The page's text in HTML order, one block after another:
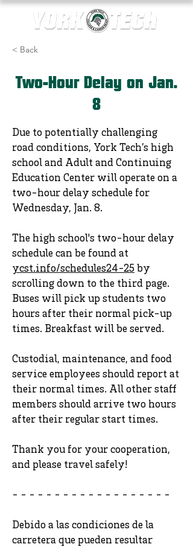
< Back
Two-Hour Delay on Jan.
8
Due to potentially challenging
road conditions, York Tech’s high
school and Adult and Continuing
Education Center will operate on a
two-hour delay schedule for
Wednesday, Jan. 8.
The high school's two-hour delay
schedule can be found at
ycst.info/schedules24-25 by
scrolling down to the third page.
Buses will pick up students two
hours after their normal pick-up
times. Breakfast will be served.
Custodial, maintenance, and food
service employees should report at
their normal times. All other staff
members should arrive two hours
after their regular start times.
Thank you for your cooperation,
and please travel safely!
- - - - - - - - - - - - - - - - - - -
Debido a las condiciones de la
carretera que pueden resultar